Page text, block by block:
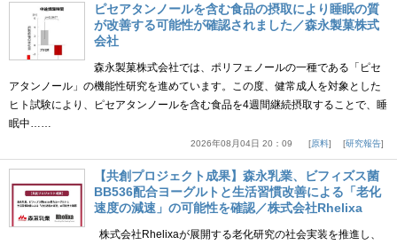
ピセアタンノールを含む食品の摂取により睡眠の質
が改善する可能性が確認されました／森永製菓株式
会社
森永製菓株式会社では、ポリフェノールの一種である「ピセ
アタンノール」の機能性研究を進めています。この度、健常成人を対象とした
ヒト試験により、ピセアタンノールを含む食品を4週間継続摂取することで、睡
眠中……
2026年08月04日 20：09 原料 研究報告
【共創プロジェクト成果】森永乳業、ビフィズス菌
BB536配合ヨーグルトと生活習慣改善による「老化
速度の減速」の可能性を確認／株式会社Rhelixa
株式会社Rhelixaが展開する老化研究の社会実装を推進し、